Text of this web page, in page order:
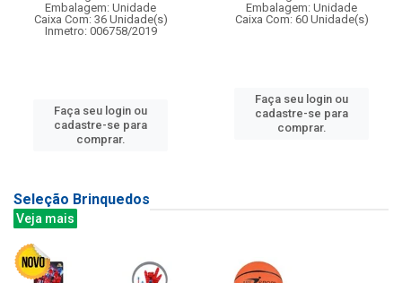
Embalagem: Unidade
Caixa Com: 36 Unidade(s)
Inmetro: 006758/2019
Faça seu login ou
cadastre-se para
comprar.
Embalagem: Unidade
Caixa Com: 60 Unidade(s)
Faça seu login ou
cadastre-se para
comprar.
Seleção Brinquedos
Veja mais